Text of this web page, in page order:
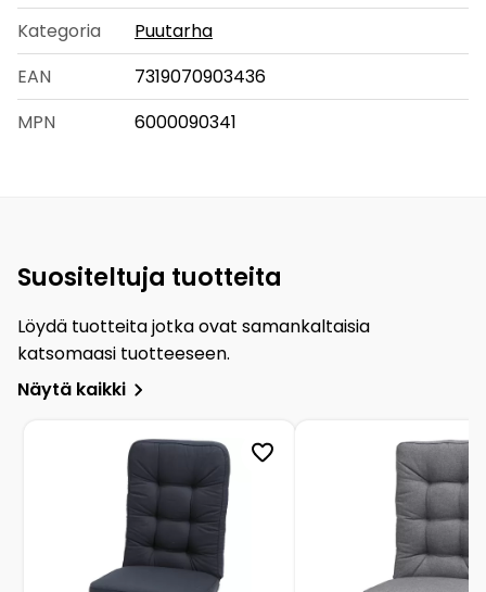
Kategoria
Puutarha
EAN
7319070903436
MPN
6000090341
Suositeltuja tuotteita
Löydä tuotteita jotka ovat samankaltaisia
katsomaasi tuotteeseen.
Näytä kaikki